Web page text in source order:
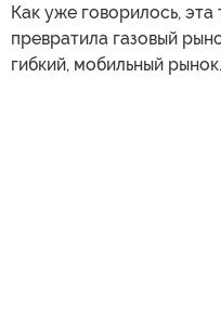
Как уже говорилось, эта
превратила газовый
гибкий, мобильный рынок.